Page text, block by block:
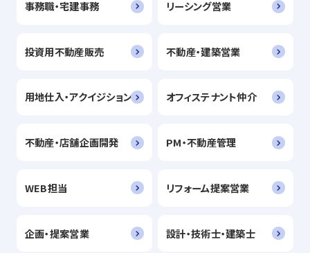
事務職・宅建事務 リーシング営業
投資用不動産販売 不動産・建築営業
用地仕入・アクイジション オフィステナント仲介
不動産・店舗企画開発 PM・不動産管理
WEB担当 リフォーム提案営業
企画・提案営業 設計・技術士・建築士